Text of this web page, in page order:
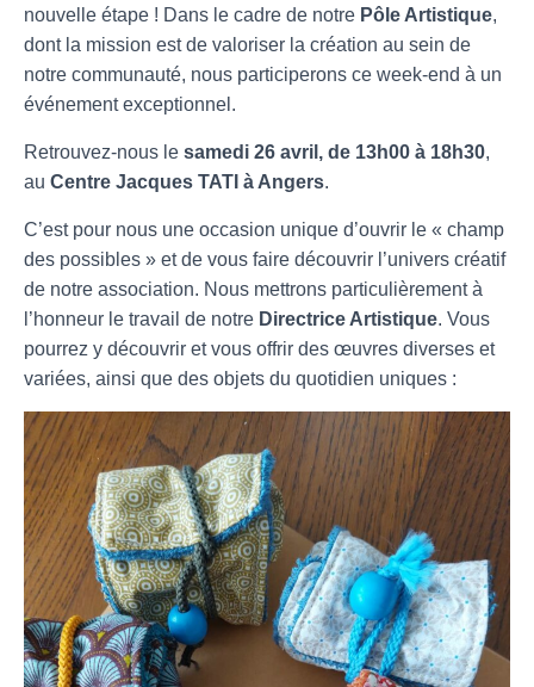
nouvelle étape ! Dans le cadre de notre Pôle Artistique,
dont la mission est de valoriser la création au sein de
notre communauté, nous participerons ce week-end à un
événement exceptionnel.
Retrouvez-nous le samedi 26 avril, de 13h00 à 18h30,
au Centre Jacques TATI à Angers.
C’est pour nous une occasion unique d’ouvrir le « champ
des possibles » et de vous faire découvrir l’univers créatif
de notre association. Nous mettrons particulièrement à
l’honneur le travail de notre Directrice Artistique. Vous
pourrez y découvrir et vous offrir des œuvres diverses et
variées, ainsi que des objets du quotidien uniques :